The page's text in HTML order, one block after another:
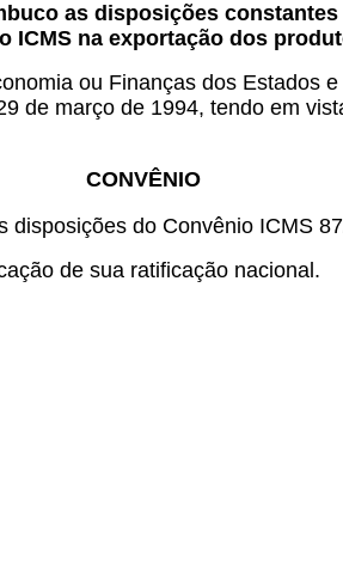
as disposições constantes
ICMS na exportação dos
ou Finanças dos Estados
de março de 1994, tendo em
CONVÊNIO
do Convênio ICMS
de sua ratificação nacional.